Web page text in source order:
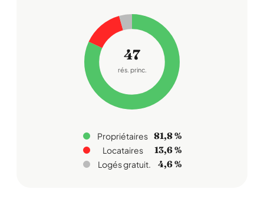
47
rés. princ.
Propriétaires 81,8 %
Locataires 13,6 %
Logés gratuit. 4,6 %